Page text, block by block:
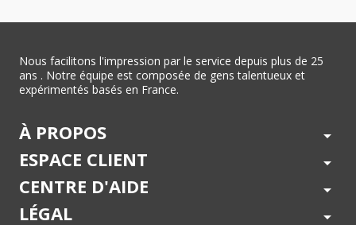
Nous facilitons l'impression par le service depuis plus de 25
ans . Notre équipe est composée de gens talentueux et
expérimentés basés en France.
À PROPOS arrow_drop_down
ESPACE CLIENT arrow_drop_down
CENTRE D'AIDE arrow_drop_down
LÉGAL arrow_drop_down